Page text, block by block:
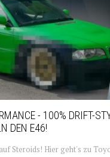
- 100% DRIFT-
DEN E46!
Steroids! Hier geht's zu